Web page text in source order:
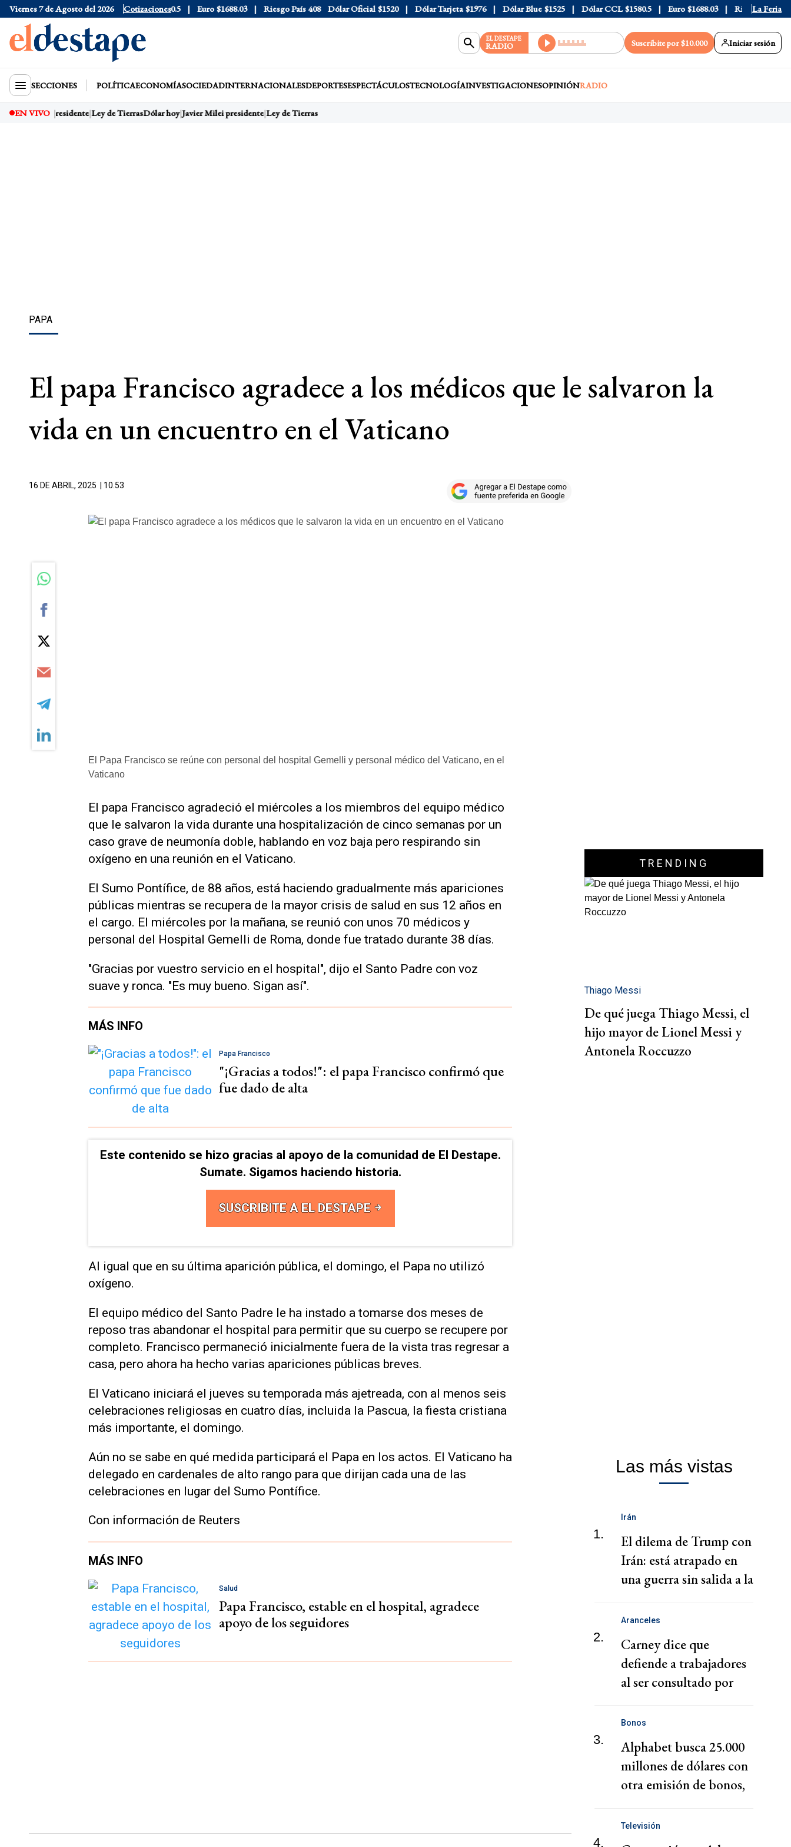
Viernes 7 de Agosto del 2026 Cotizaciones
Dólar Blue $1525 Dólar CCL $1580.5 Euro $1688.03 Riesgo País 408 Dólar Oficial $1520 Dólar Tarjeta $1976 Dólar Blue $1525 Dólar CCL $1580.5 Euro $1688.03 Riesgo País 408
La Feria
EL DESTAPE
RADIO Suscribite por $10.000 Iniciar sesión
SECCIONES POLÍTICAECONOMÍASOCIEDADINTERNACIONALESDEPORTESESPECTÁCULOSTECNOLOGÍAINVESTIGACIONESOPINIÓNRADIO
EN VIVO
Javier Milei presidente Ley de TierrasDólar hoy Javier Milei presidente Ley de Tierras
PAPA
El papa Francisco agradece a los médicos que le salvaron la
vida en un encuentro en el Vaticano
16 DE ABRIL, 2025 | 10.53
El Papa Francisco se reúne con personal del hospital Gemelli y personal médico del Vaticano, en el
Vaticano
El papa Francisco agradeció el miércoles a los miembros del equipo médico
que le salvaron la vida durante una hospitalización de cinco semanas por un
caso grave de neumonía doble, hablando en voz baja pero respirando sin
oxígeno en una reunión en el Vaticano.
El Sumo Pontífice, de 88 años, está haciendo gradualmente más apariciones
públicas mientras se recupera de la mayor crisis de salud en sus 12 años en
el cargo. El miércoles por la mañana, se reunió con unos 70 médicos y
personal del Hospital Gemelli de Roma, donde fue tratado durante 38 días.
"Gracias por vuestro servicio en el hospital", dijo el Santo Padre con voz
suave y ronca. "Es muy bueno. Sigan así".
MÁS INFO
Papa Francisco
"¡Gracias a todos!": el papa Francisco confirmó que
fue dado de alta
Este contenido se hizo gracias al apoyo de la comunidad de El Destape.
Sumate. Sigamos haciendo historia.
SUSCRIBITE A EL DESTAPE
Al igual que en su última aparición pública, el domingo, el Papa no utilizó
oxígeno.
El equipo médico del Santo Padre le ha instado a tomarse dos meses de
reposo tras abandonar el hospital para permitir que su cuerpo se recupere por
completo. Francisco permaneció inicialmente fuera de la vista tras regresar a
casa, pero ahora ha hecho varias apariciones públicas breves.
El Vaticano iniciará el jueves su temporada más ajetreada, con al menos seis
celebraciones religiosas en cuatro días, incluida la Pascua, la fiesta cristiana
más importante, el domingo.
Aún no se sabe en qué medida participará el Papa en los actos. El Vaticano ha
delegado en cardenales de alto rango para que dirijan cada una de las
celebraciones en lugar del Sumo Pontífice.
Con información de Reuters
MÁS INFO
Salud
Papa Francisco, estable en el hospital, agradece
apoyo de los seguidores
TRENDING
Thiago Messi
De qué juega Thiago Messi, el
hijo mayor de Lionel Messi y
Antonela Roccuzzo
Las más vistas
1.
Irán
El dilema de Trump con
Irán: está atrapado en
una guerra sin salida a la
2.
Aranceles
Carney dice que
defiende a trabajadores
al ser consultado por
Trump sobre Canadá
3.
Bonos
Alphabet busca 25.000
millones de dólares con
otra emisión de bonos,
4.
Televisión